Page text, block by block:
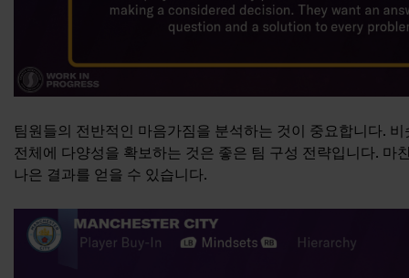
팀원들의 전반적인 마음가짐을 분석하는 것이 중요합니다.
전체에 다양성을 확보하는 것은 좋은 팀 구성 전략입니다.
나은 결과를 얻을 수 있습니다.